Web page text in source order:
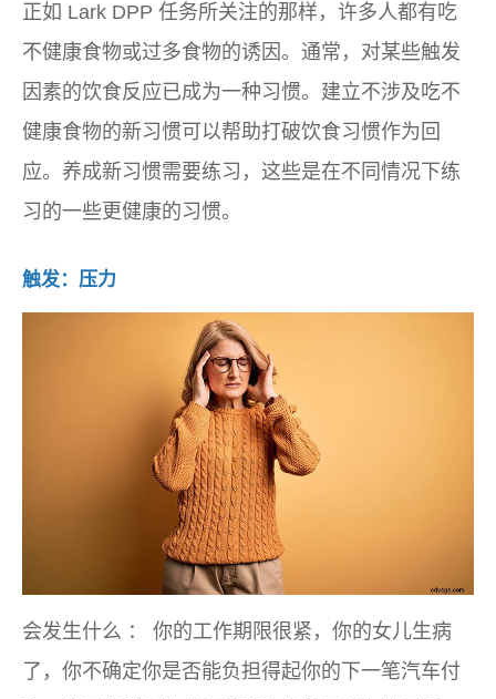
正如 Lark DPP 任务所关注的那样，许多人都有吃
不健康食物或过多食物的诱因。通常，对某些触发
因素的饮食反应已成为一种习惯。建立不涉及吃不
健康食物的新习惯可以帮助打破饮食习惯作为回
应。养成新习惯需要练习，这些是在不同情况下练
习的一些更健康的习惯。
触发：压力
会发生什么 ：
你的工作期限很紧，你的女儿生病
了，你不确定你是否能负担得起你的下一笔汽车付